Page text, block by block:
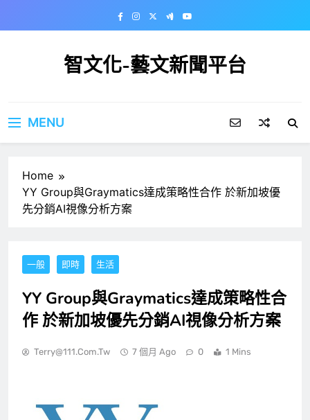
智文化-藝文新聞平台
MENU
Home
YY Group與Graymatics達成策略性合作 於新加坡優
先分銷AI視像分析方案
一般 即時 生活
YY Group與Graymatics達成策略性合
作 於新加坡優先分銷AI視像分析方案
Terry@111.com.tw 7 個月 Ago 0 1 Mins